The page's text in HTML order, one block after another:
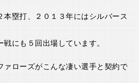
塁打、２０１３年にはシルバース
にも５回出場しています。
ローズがこんな凄い選手と契約で